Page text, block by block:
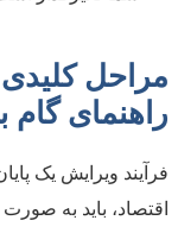
مراحل کلیدی
راهنمای گام
فرآیند ویرایش یک
اقتصاد، باید به